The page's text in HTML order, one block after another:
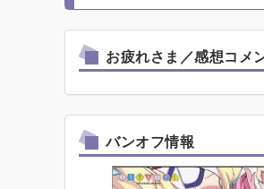
お疲れさま／感想コメ
バンオフ情報